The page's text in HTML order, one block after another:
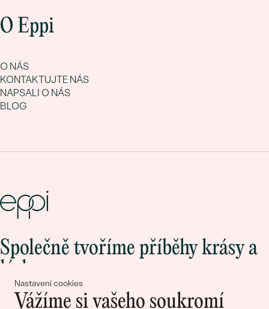
Nastavení cookies
Vážíme si vašeho soukromí
O Eppi
O NÁS
KONTAKTUJTE NÁS
NAPSALI O NÁS
BLOG
Společně tvoříme příběhy krásy a
lásky
Připojte se k nám!